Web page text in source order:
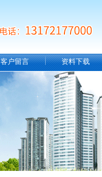
客户留言 资料下载